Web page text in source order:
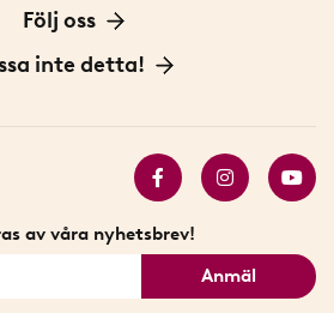
Om oss
Vår historia
Följ oss
Smarta tips
inte detta!
Fyndhörnan
av våra nyhetsbrev!
Anmäl